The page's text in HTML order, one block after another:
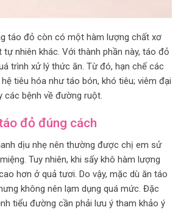
táo đỏ còn có một hàm lượng chất xơ
tự nhiên khác. Với thành phần này, táo đỏ
trình xử lý thức ăn. Từ đó, hạn chế các
tiêu hóa như táo bón, khó tiêu; viêm đại
các bệnh về đường ruột.
đỏ đúng cách
dịu nhẹ nên thường được chị em sử
Tuy nhiên, khi sấy khô hàm lượng
hơn ở quả tươi. Do vậy, mặc dù ăn táo
không nên lạm dụng quá mức. Đặc
tiểu đường cần phải lưu ý tham khảo ý